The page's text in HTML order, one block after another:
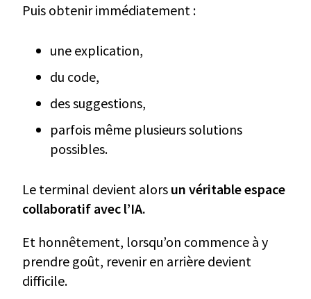
Puis obtenir immédiatement :
une explication,
du code,
des suggestions,
parfois même plusieurs solutions
possibles.
Le terminal devient alors un véritable espace
collaboratif avec l’IA.
Et honnêtement, lorsqu’on commence à y
prendre goût, revenir en arrière devient
difficile.